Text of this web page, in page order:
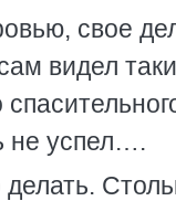
свое
видел
не успел….